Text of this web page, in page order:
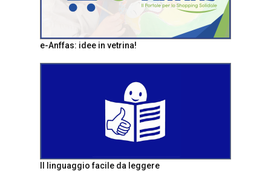
e-Anffas: idee in vetrina!
Il linguaggio facile da leggere